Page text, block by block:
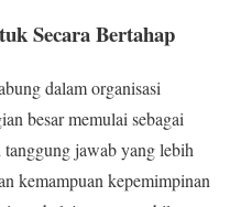
Secara Bertahap
dalam organisasi
besar memulai sebagai
tanggung jawab yang lebih
kemampuan kepemimpinan